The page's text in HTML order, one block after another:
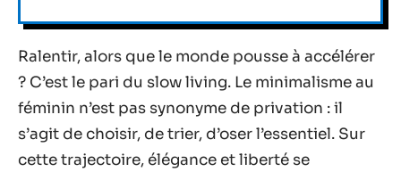
Ralentir, alors que le monde pousse à accélérer
? C’est le pari du slow living. Le minimalisme au
féminin n’est pas synonyme de privation : il
s’agit de choisir, de trier, d’oser l’essentiel. Sur
cette trajectoire, élégance et liberté se